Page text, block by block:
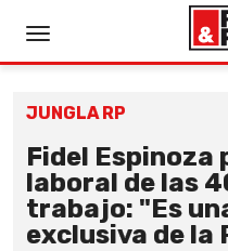
JUNGLA RP
Fidel Espinoza
laboral de las
trabajo: "Es
exclusiva de la